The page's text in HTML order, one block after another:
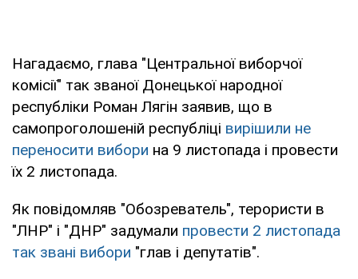
Нагадаємо, глава "Центральної виборчої
комісії" так званої Донецької народної
республіки Роман Лягін заявив, що в
самопроголошеній республіці вирішили не
переносити вибори на 9 листопада і провести
їх 2 листопада.
Як повідомляв "Обозреватель", терористи в
"ЛНР" і "ДНР" задумали провести 2 листопада
так звані вибори "глав і депутатів".